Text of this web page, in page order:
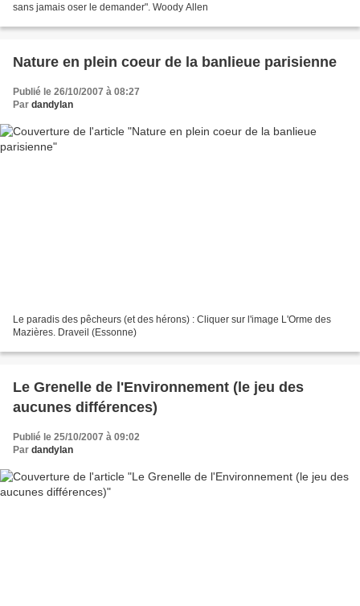
sans jamais oser le demander". Woody Allen
Nature en plein coeur de la banlieue parisienne
Publié le 26/10/2007 à 08:27
Par dandylan
Le paradis des pêcheurs (et des hérons) : Cliquer sur l'image L'Orme des
Mazières. Draveil (Essonne)
Le Grenelle de l'Environnement (le jeu des
aucunes différences)
Publié le 25/10/2007 à 09:02
Par dandylan